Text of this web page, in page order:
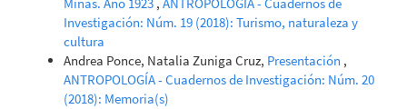
Investigación: Núm. 19 (2018): Turismo, naturaleza y
cultura
Andrea Ponce, Natalia Zuniga Cruz, Presentación ,
ANTROPOLOGÍA - Cuadernos de Investigación: Núm. 20
(2018): Memoria(s)